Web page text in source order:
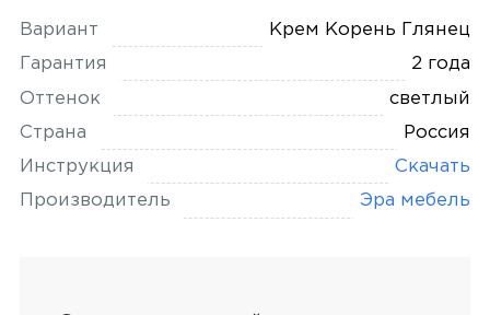
Вариант Крем Корень Глянец
Гарантия 2 года
Оттенок светлый
Страна Россия
Инструкция Скачать
Производитель Эра мебель